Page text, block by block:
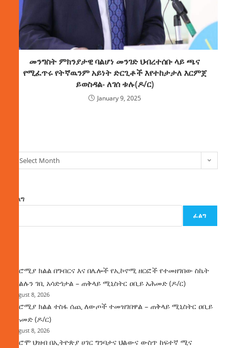
መንግስት ምክንያታዊ ባልሆነ መንገድ ህብረተሰቡ ላይ ጫና
የሚፈጥሩ የትኛዉንም አይነት ድርጊቶች እየተከታታለ እርምጀ
ይወስዳል- ለገሰ ቱሉ(ዶ/ር)
January 9, 2025
Select Month
ፈልግ
ፈልግ
በኦሮሚያ ክልል በግብርና እና በሌሎች የኢኮኖሚ ዘርፎች የተመዘገበው ስኬት
የክልሉን ገቢ አሳድጎታል – ጠቅላይ ሚኒስትር ዐቢይ አሕመድ (ዶ/ር)
August 8, 2026
በኦሮሚያ ክልል ተስፋ ሰጪ ለውጦች ተመዝገበዋል – ጠቅላይ ሚኒስትር ዐቢይ
አሕመድ (ዶ/ር)
August 8, 2026
የኦሮሞ ህዝብ በኢትዮጵያ ሀገር ግንባታና ህልውና ውስጥ ከፍተኛ ሚና